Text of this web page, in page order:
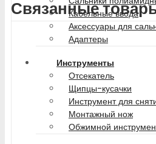
Кабельные ввода
Аксессуары для
Адаптеры
Инструменты
Отсекатель
Щипцы-кусачки
Инструмент для
Монтажный нож
Обжимной
Связанные